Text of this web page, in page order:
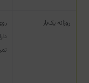
روزانه یک‌بار